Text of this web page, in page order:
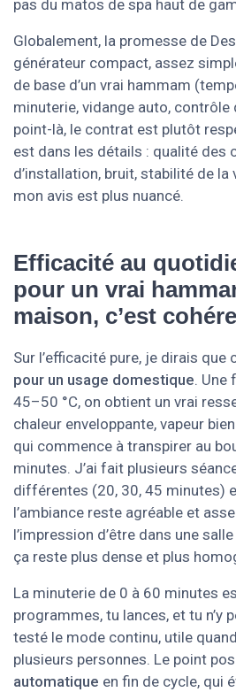
pas du matos de spa haut de
Globalement, la promesse de
générateur compact, assez
de base d’un vrai hammam
minuterie, vidange auto, contrôle
point-là, le contrat est plutôt
est dans les détails : qualité des
d’installation, bruit, stabilité de la
mon avis est plus nuancé.
Efficacité au
pour un vrai
maison, c’est
Sur l’efficacité pure, je dirais que
pour un usage domestique. Une
45–50 °C, on obtient un vrai
chaleur enveloppante, vapeur
qui commence à transpirer au
minutes. J’ai fait plusieurs
différentes (20, 30, 45 minutes)
l’ambiance reste agréable et
l’impression d’être dans une
ça reste plus dense et plus
La minuterie de 0 à 60 minutes
programmes, tu lances, et tu n’y
testé le mode continu, utile
plusieurs personnes. Le point
automatique en fin de cycle, qui